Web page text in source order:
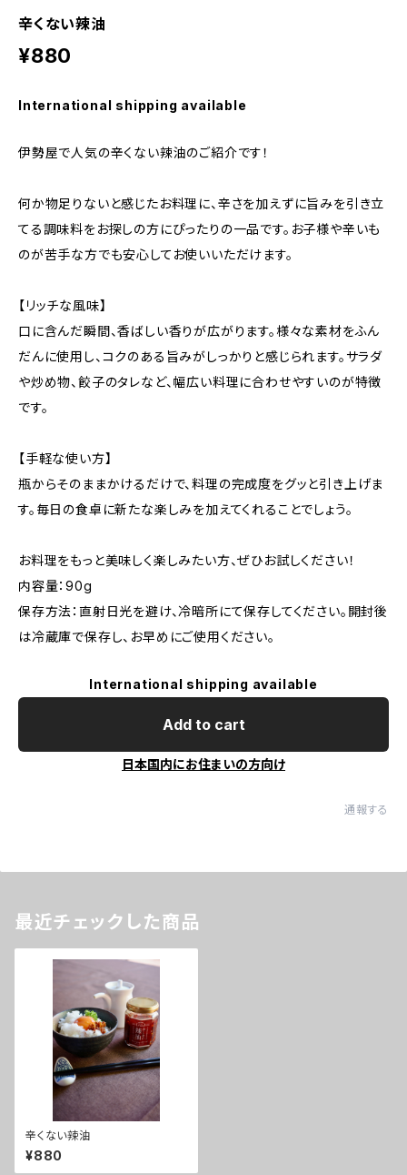
辛くない辣油
¥880
International shipping available
伊勢屋で人気の辛くない辣油のご紹介です！
何か物足りないと感じたお料理に、辛さを加えずに旨みを引き立
てる調味料をお探しの方にぴったりの一品です。お子様や辛いも
のが苦手な方でも安心してお使いいただけます。
【リッチな風味】
口に含んだ瞬間、香ばしい香りが広がります。様々な素材をふん
だんに使用し、コクのある旨みがしっかりと感じられます。サラダ
や炒め物、餃子のタレなど、幅広い料理に合わせやすいのが特徴
です。
【手軽な使い方】
瓶からそのままかけるだけで、料理の完成度をグッと引き上げま
す。毎日の食卓に新たな楽しみを加えてくれることでしょう。
お料理をもっと美味しく楽しみたい方、ぜひお試しください！
内容量：90g
保存方法：直射日光を避け、冷暗所にて保存してください。開封後
は冷蔵庫で保存し、お早めにご使用ください。
International shipping available
Add to cart
日本国内にお住まいの方向け
通報する
最近チェックした商品
辛くない辣油
¥880